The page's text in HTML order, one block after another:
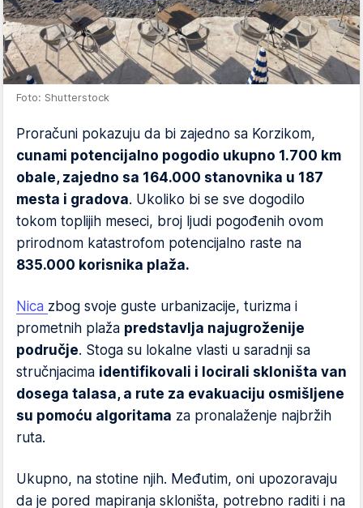
Foto: Shutterstock
Proračuni pokazuju da bi zajedno sa Korzikom,
cunami potencijalno pogodio ukupno 1.700 km
obale, zajedno sa 164.000 stanovnika u 187
mesta i gradova. Ukoliko bi se sve dogodilo
tokom toplijih meseci, broj ljudi pogođenih ovom
prirodnom katastrofom potencijalno raste na
835.000 korisnika plaža.
Nica zbog svoje guste urbanizacije, turizma i
prometnih plaža predstavlja najugroženije
područje. Stoga su lokalne vlasti u saradnji sa
stručnjacima identifikovali i locirali skloništa van
dosega talasa, a rute za evakuaciju osmišljene
su pomoću algoritama za pronalaženje najbržih
ruta.
Ukupno, na stotine njih. Međutim, oni upozoravaju
da je pored mapiranja skloništa, potrebno raditi i na